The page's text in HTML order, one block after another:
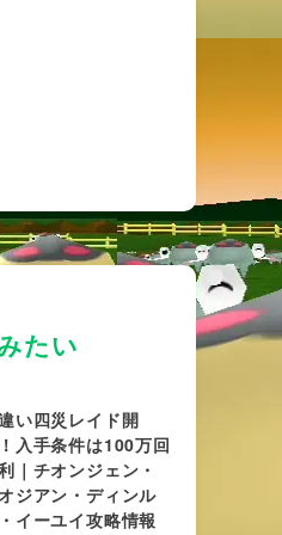
たい
い四災レイド開
入手条件は100万回
｜チオンジェン・
ジアン・ディンル
イーユイ攻略情報